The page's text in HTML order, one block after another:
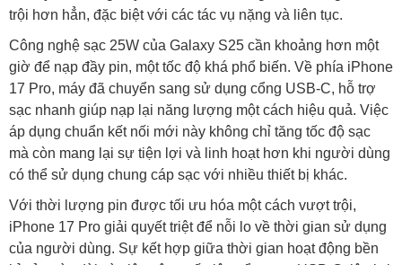
trội hơn hẳn, đặc biệt với các tác vụ nặng và liên tục.
Công nghệ sạc 25W của Galaxy S25 cần khoảng hơn một
giờ để nạp đầy pin, một tốc độ khá phổ biến. Về phía iPhone
17 Pro, máy đã chuyển sang sử dụng cổng USB-C, hỗ trợ
sạc nhanh giúp nạp lại năng lượng một cách hiệu quả. Việc
áp dụng chuẩn kết nối mới này không chỉ tăng tốc độ sạc
mà còn mang lại sự tiện lợi và linh hoạt hơn khi người dùng
có thể sử dụng chung cáp sạc với nhiều thiết bị khác.
Với thời lượng pin được tối ưu hóa một cách vượt trội,
iPhone 17 Pro giải quyết triệt để nỗi lo về thời gian sử dụng
của người dùng. Sự kết hợp giữa thời gian hoạt động bền